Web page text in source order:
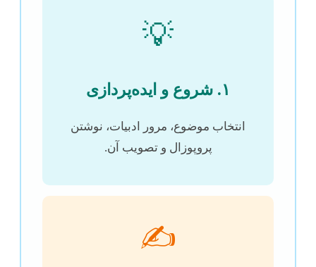
💡
۱. شروع و ایده‌پردازی
انتخاب موضوع، مرور ادبیات، نوشتن
پروپوزال و تصویب آن.
✍️